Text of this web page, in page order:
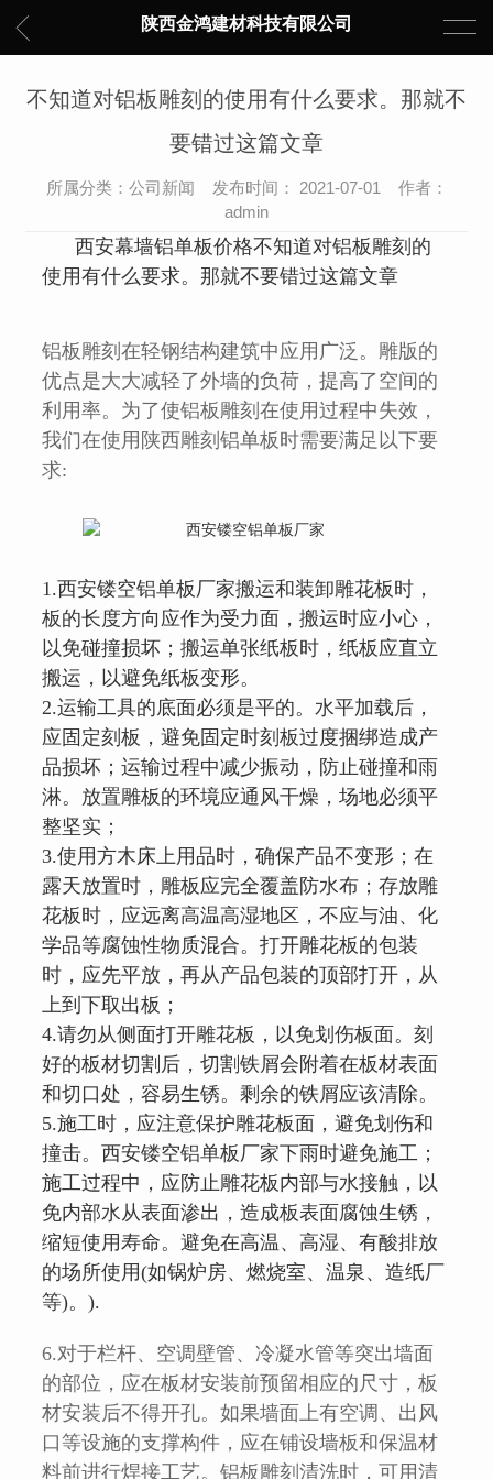
陕西金鸿建材科技有限公司
不知道对铝板雕刻的使用有什么要求。那就不
要错过这篇文章
所属分类：公司新闻 发布时间： 2021-07-01 作者：
admin
西安幕墙铝单板价格不知道对铝板雕刻的
使用有什么要求。那就不要错过这篇文章
铝板雕刻在轻钢结构建筑中应用广泛。雕版的
优点是大大减轻了外墙的负荷，提高了空间的
利用率。为了使铝板雕刻在使用过程中失效，
我们在使用陕西雕刻铝单板时需要满足以下要
求:
1.西安镂空铝单板厂家搬运和装卸雕花板时，
板的长度方向应作为受力面，搬运时应小心，
以免碰撞损坏；搬运单张纸板时，纸板应直立
搬运，以避免纸板变形。
2.运输工具的底面必须是平的。水平加载后，
应固定刻板，避免固定时刻板过度捆绑造成产
品损坏；运输过程中减少振动，防止碰撞和雨
淋。放置雕板的环境应通风干燥，场地必须平
整坚实；
3.使用方木床上用品时，确保产品不变形；在
露天放置时，雕板应完全覆盖防水布；存放雕
花板时，应远离高温高湿地区，不应与油、化
学品等腐蚀性物质混合。打开雕花板的包装
时，应先平放，再从产品包装的顶部打开，从
上到下取出板；
4.请勿从侧面打开雕花板，以免划伤板面。刻
好的板材切割后，切割铁屑会附着在板材表面
和切口处，容易生锈。剩余的铁屑应该清除。
5.施工时，应注意保护雕花板面，避免划伤和
撞击。西安镂空铝单板厂家下雨时避免施工；
施工过程中，应防止雕花板内部与水接触，以
免内部水从表面渗出，造成板表面腐蚀生锈，
缩短使用寿命。避免在高温、高湿、有酸排放
的场所使用(如锅炉房、燃烧室、温泉、造纸厂
等)。).
6.对于栏杆、空调壁管、冷凝水管等突出墙面
的部位，应在板材安装前预留相应的尺寸，板
材安装后不得开孔。如果墙面上有空调、出风
口等设施的支撑构件，应在铺设墙板和保温材
料前进行焊接工艺。铝板雕刻清洗时，可用清